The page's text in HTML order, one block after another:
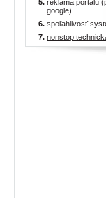
reklama portálu
google)
spoľahlivosť
nonstop